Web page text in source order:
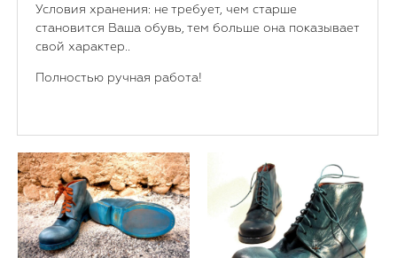
Условия хранения: не требует, чем старше
становится Ваша обувь, тем больше она показывает
свой характер..
Полностью ручная работа!